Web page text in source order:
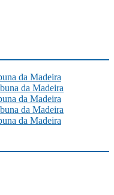
da Madeira
da Madeira
da Madeira
da Madeira
da Madeira